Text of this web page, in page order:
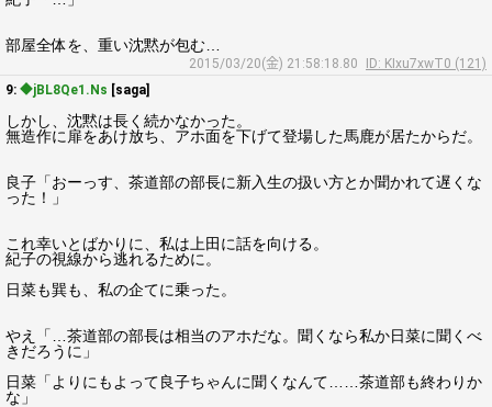
部屋全体を、重い沈黙が包む…
2015/03/20(金) 21:58:18.80
ID: KIxu7xwT0 (121)
9: ◆jBL8Qe1.Ns [saga]
しかし、沈黙は長く続かなかった。
無造作に扉をあけ放ち、アホ面を下げて登場した馬鹿が居たからだ。
良子「おーっす、茶道部の部長に新入生の扱い方とか聞かれて遅くな
った！」
これ幸いとばかりに、私は上田に話を向ける。
紀子の視線から逃れるために。
日菜も巽も、私の企てに乗った。
やえ「…茶道部の部長は相当のアホだな。聞くなら私か日菜に聞くべ
きだろうに」
日菜「よりにもよって良子ちゃんに聞くなんて……茶道部も終わりか
な」